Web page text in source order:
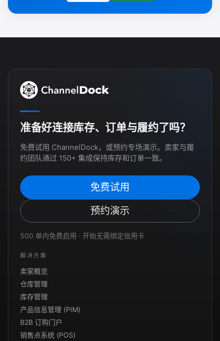
准备好连接库存、订单与履约了吗？
免费试用 ChannelDock，或预约专场演示。卖家与履
约团队通过 150+ 集成保持库存和订单一致。
免费试用
预约演示
500 单内免费启用 · 开始无需绑定信用卡
解决方案
卖家概览
仓库管理
库存管理
产品信息管理 (PIM)
B2B 订购门户
销售点系统 (POS)